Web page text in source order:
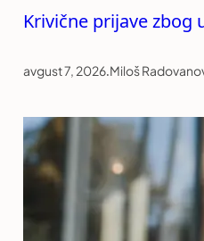
Krivične prijave zbog
avgust 7, 2026.Miloš